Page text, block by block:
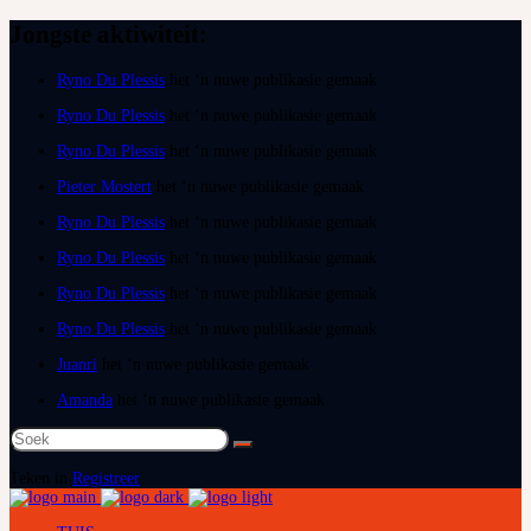
Ryno Du Plessis
Ryno Du Plessis
Ryno Du Plessis
Pieter Mostert
Ryno Du Plessis
Ryno Du Plessis
Ryno Du Plessis
Ryno Du Plessis
Juanri
Amanda
Soek
na:
Registreer